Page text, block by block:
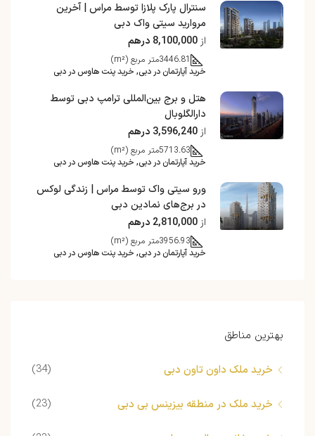
سنترال پارک پلازا توسط مراس | آخرین
مروارید سیتی واک دبی
از 8,100,000 درهم
3446.81متر مربع (m²)
خرید آپارتمان در دبی, خرید پنت هاوس در دبی
هتل و برج بین‌المللی ترامپ دبی توسط
دارالگلوبال
از 3,596,240 درهم
5713.63متر مربع (m²)
خرید آپارتمان در دبی, خرید پنت هاوس در دبی
ورو سیتی واک توسط مراس | زندگی لوکس
در برج‌های نمادین دبی
از 2,810,000 درهم
3956.93متر مربع (m²)
خرید آپارتمان در دبی, خرید پنت هاوس در دبی
بهترین مناطق
خرید ملک داون تاون دبی (34)
خرید ملک در منطقه بیزینس بی دبی (23)